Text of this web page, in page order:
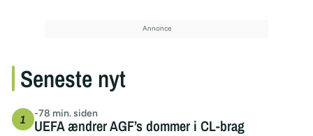
Seneste nyt
-78 min. siden
UEFA ændrer AGF’s dommer i CL-brag